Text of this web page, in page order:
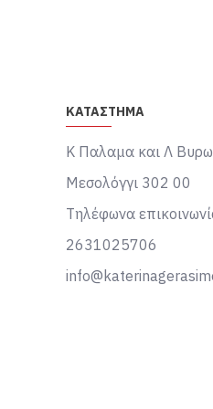
ΚΑΤΑΣΤΗΜΑ
Κ Παλαμα και Λ
Μεσολόγγι 302 00
Τηλέφωνα
2631025706